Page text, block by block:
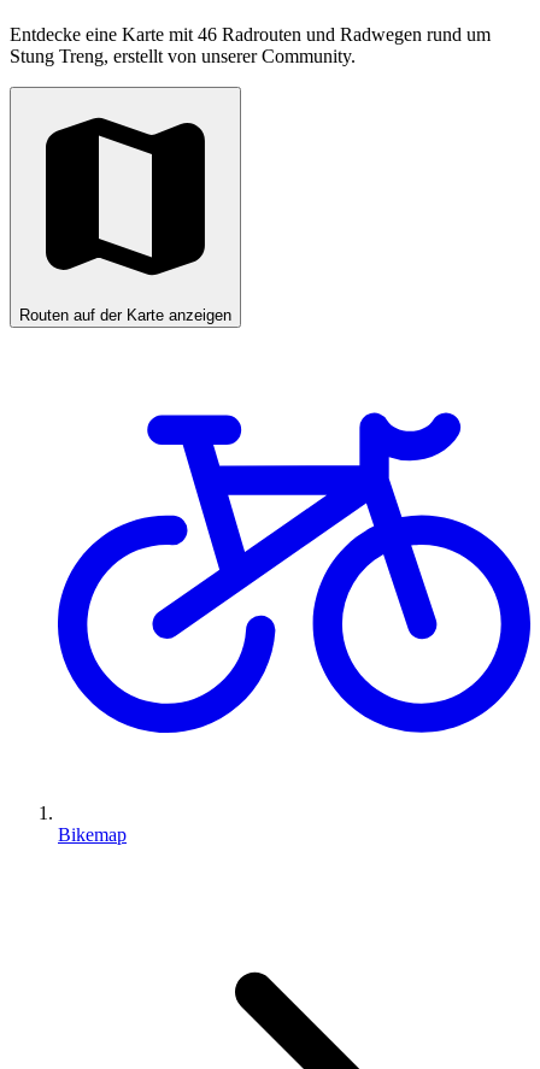
Entdecke eine Karte mit 46 Radrouten und Radwegen rund um
Stung Treng, erstellt von unserer Community.
Routen auf der Karte anzeigen
Bikemap